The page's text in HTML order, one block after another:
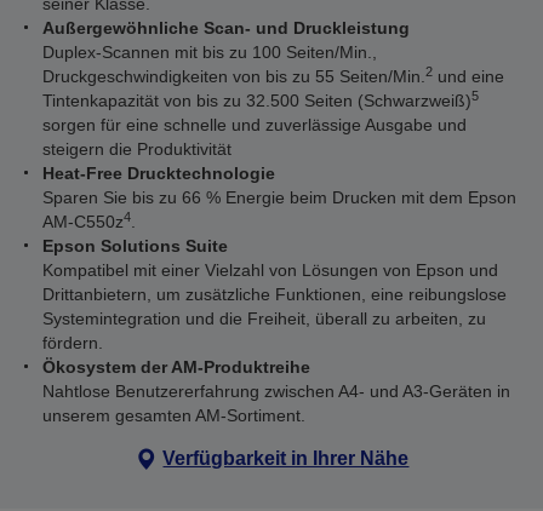
Außergewöhnliche Scan- und Druckleistung
Duplex-Scannen mit bis zu 100 Seiten/Min.,
Druckgeschwindigkeiten von bis zu 55 Seiten/Min. 2 und eine
Tintenkapazität von bis zu 32.500 Seiten (Schwarzweiß)5
sorgen für eine schnelle und zuverlässige Ausgabe und
steigern die Produktivität
Heat-Free Drucktechnologie
Sparen Sie bis zu 66 % Energie beim Drucken mit dem Epson
AM-C550z4
Epson Solutions Suite
Kompatibel mit einer Vielzahl von Lösungen von Epson und
Drittanbietern, um zusätzliche Funktionen, eine reibungslose
Systemintegration und die Freiheit, überall zu arbeiten, zu
fördern.
Ökosystem der AM-Produktreihe
Nahtlose Benutzererfahrung zwischen A4- und A3-Geräten in
unserem gesamten AM-Sortiment.
Verfügbarkeit in Ihrer Nähe